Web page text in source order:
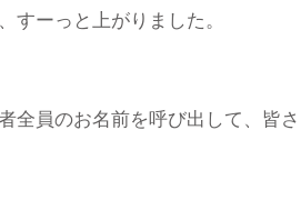
すーっと上がりました。
全員のお名前を呼び出して、皆さ